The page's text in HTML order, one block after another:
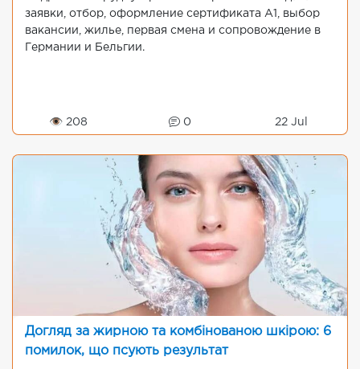
заявки, отбор, оформление сертификата A1, выбор
вакансии, жилье, первая смена и сопровождение в
Германии и Бельгии.
👁 208 0 22 Jul
Догляд за жирною та комбінованою шкірою: 6
помилок, що псують результат